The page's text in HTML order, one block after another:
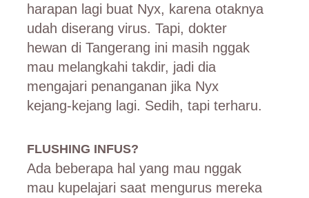
harapan lagi buat Nyx, karena otaknya
udah diserang virus. Tapi, dokter
hewan di Tangerang ini masih nggak
mau melangkahi takdir, jadi dia
mengajari penanganan jika Nyx
kejang-kejang lagi. Sedih, tapi terharu.
FLUSHING INFUS?
Ada beberapa hal yang mau nggak
mau kupelajari saat mengurus mereka